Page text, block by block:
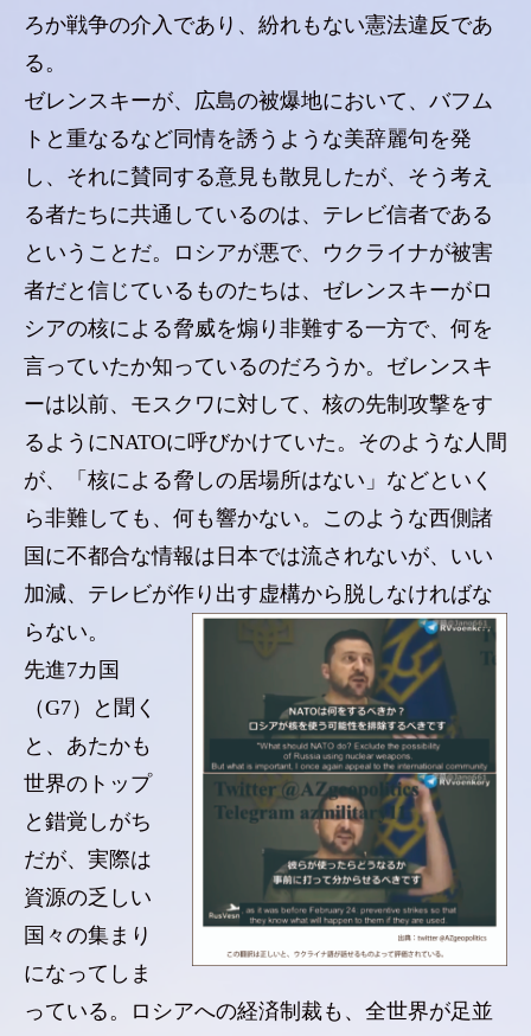
ろか戦争の介入であり、紛れもない憲法違反であ
る。
ゼレンスキーが、広島の被爆地において、バフム
トと重なるなど同情を誘うような美辞麗句を発
し、それに賛同する意見も散見したが、そう考え
る者たちに共通しているのは、テレビ信者である
ということだ。ロシアが悪で、ウクライナが被害
者だと信じているものたちは、ゼレンスキーがロ
シアの核による脅威を煽り非難する一方で、何を
言っていたか知っているのだろうか。ゼレンスキ
ーは以前、モスクワに対して、核の先制攻撃をす
るようにNATOに呼びかけていた。そのような人間
が、「核による脅しの居場所はない」などといく
ら非難しても、何も響かない。このような西側諸
国に不都合な情報は日本では流されないが、いい
加減、テレビが作り出す虚構から脱しなければな
らない。
先進7カ国
（G7）と聞く
と、あたかも
世界のトップ
と錯覚しがち
だが、実際は
資源の乏しい
国々の集まり
になってしま
っている。ロシアへの経済制裁も、全世界が足並